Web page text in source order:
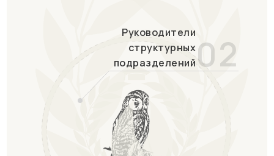
Руководители
структурных
подразделений02